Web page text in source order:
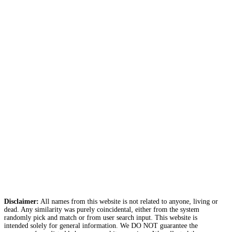
Disclaimer: All names from this website is not related to anyone, living or
dead. Any similarity was purely coincidental, either from the system
randomly pick and match or from user search input. This website is
intended solely for general information. We DO NOT guarantee the